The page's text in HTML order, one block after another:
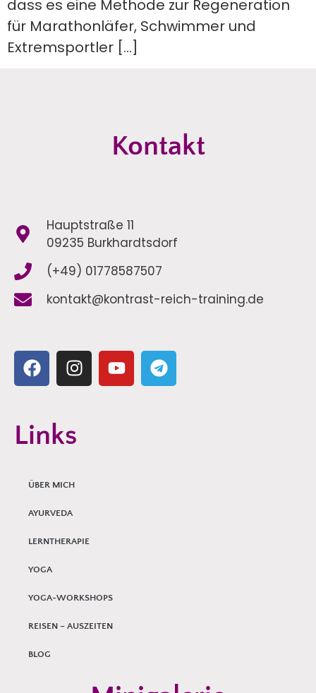
dass es eine Methode zur Regeneration
für Marathonläfer, Schwimmer und
Extremsportler […]
Kontakt
Hauptstraße 11
09235 Burkhardtsdorf
(+49) 01778587507
kontakt@kontrast-reich-training.de
Links
ÜBER MICH
AYURVEDA
LERNTHERAPIE
YOGA
YOGA-WORKSHOPS
REISEN – AUSZEITEN
BLOG